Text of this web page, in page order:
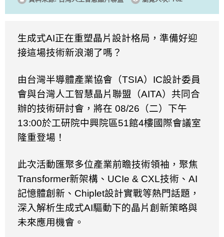
生成式AI正在重塑晶片設計格局，準備好迎
接這場技術新浪潮了嗎？
由台灣半導體產業協會（TSIA） IC設計委員
會與台灣人工智慧晶片聯盟（AITA）共同合
辦的技術研討會，將在 08/26 （二）下午
13:00於工研院中興院區51館4樓國際會議室
隆重登場！
此次活動匯聚多位產業前瞻技術領袖，聚焦
Transformer新架構、 UCIe & CXL技術、 AI
記憶體創新、 Chiplet設計實戰等熱門話題，
深入解析生成式AI驅動下的晶片創新策略與
未來應用機會。